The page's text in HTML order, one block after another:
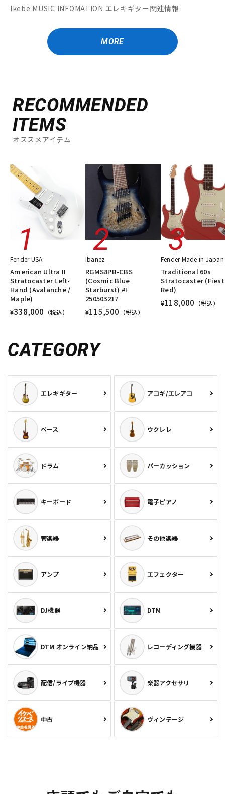
Ikebe MUSIC INFOMATION エレキギター関連情報
MORE
RECOMMENDED
ITEMS
オススメアイテム
Fender USA
American Ultra II
Stratocaster Left-
Hand (Avalanche /
Maple)
¥338,000 （税込）
Ibanez
RGMS8PB-CBS
(Cosmic Blue
Starburst) #I
250503217
¥115,500 （税込）
Fender Made in Japan
Traditional 60s
Stratocaster
Red)
¥118,000 （税込）
CATEGORY
エレキギター アコギ/エレアコ
ベース ウクレレ
ドラム パーカッション
キーボード 電子ピアノ
管楽器 その他楽器
アンプ エフェクター
DJ機器 DTM
DTM オンライン納品 レコーディング機器
配信/ライブ機器 楽器アクセサリ
中古 ヴィンテージ